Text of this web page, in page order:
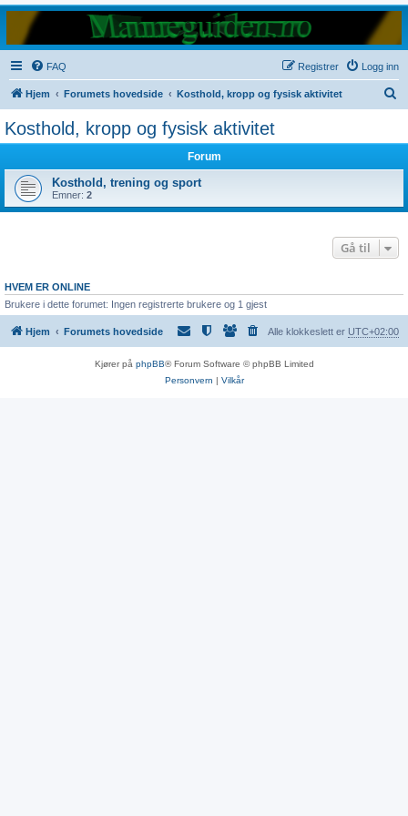
FAQ Logg inn
Registrer
Hjem Forumets hovedside Kosthold, kropp og fysisk aktivitet
Kosthold, kropp og fysisk aktivitet
Forum
Kosthold, trening og sport
Emner: 2
Gå til
HVEM ER ONLINE
Brukere i dette forumet: Ingen registrerte brukere og 1 gjest
Hjem Forumets hovedside Alle klokkeslett er UTC+02:00
Kjører på phpBB® Forum Software © phpBB Limited
Personvern | Vilkår